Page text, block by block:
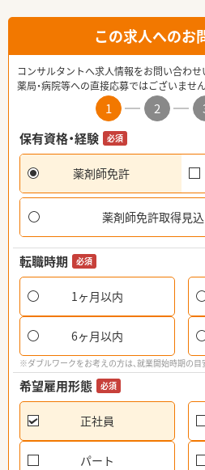
この求人へのお
コンサルタントへ求人情報をお問い合わせ
薬局・病院等への直接応募ではございませ
1 2
保有資格・経験
必須
薬剤師免許
薬剤師免許取得見込
転職時期 必須
1ヶ月以内
6ヶ月以内
※ダブルワークをお考えの方は、就業開始時期の
希望雇用形態 必須
正社員
パート